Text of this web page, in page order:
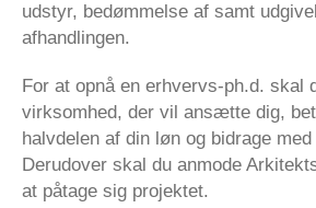
udstyr, bedømmelse af samt
afhandlingen.
For at opnå en erhvervs-ph.d. skal
virksomhed, der vil ansætte dig,
halvdelen af din løn og bidrage
Derudover skal du anmode
at påtage sig projektet.